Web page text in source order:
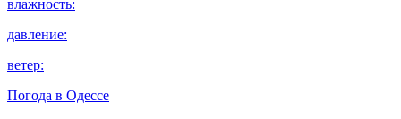
влажность:
давление:
ветер:
Погода в Одессе